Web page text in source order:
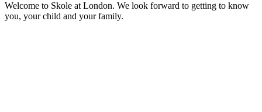
Welcome to Skole at London. We look forward to getting to know
you, your child and your family.